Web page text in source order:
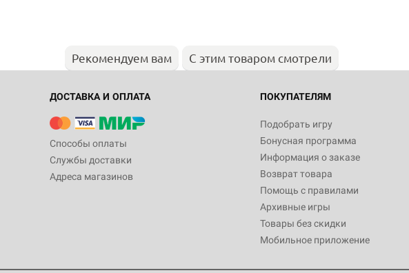
Рекомендуем вам С этим товаром смотрели
ДОСТАВКА И ОПЛАТА
Способы оплаты
Службы доставки
Адреса магазинов
ПОКУПАТЕЛЯМ
Подобрать игру
Бонусная программа
Информация о заказе
Возврат товара
Помощь с правилами
Архивные игры
Товары без скидки
Мобильное приложение